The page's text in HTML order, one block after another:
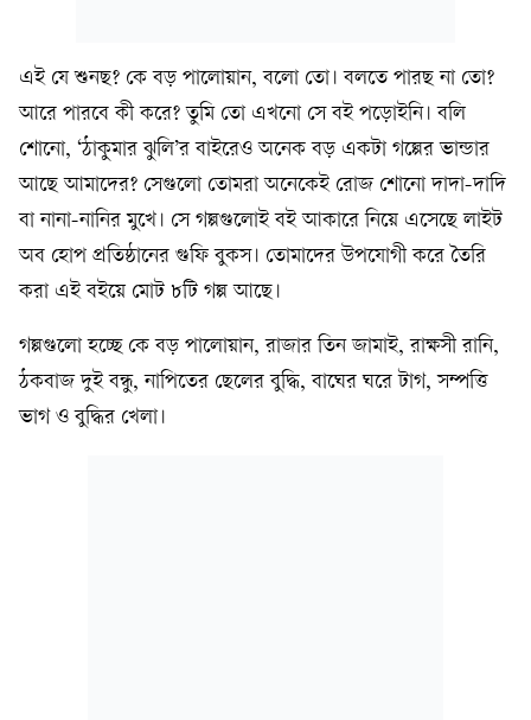
এই যে শুনছ? কে বড় পালোয়ান, বলো তো। বলতে পারছ না তো?
আরে পারবে কী করে? তুমি তো এখনো সে বই পড়োইনি। বলি
শোনো, ‘ঠাকুমার ঝুলি’র বাইরেও অনেক বড় একটা গল্পের ভান্ডার
আছে আমাদের? সেগুলো তোমরা অনেকেই রোজ শোনো দাদা-দাদি
বা নানা-নানির মুখে। সে গল্পগুলোই বই আকারে নিয়ে এসেছে লাইট
অব হোপ প্রতিষ্ঠানের গুফি বুকস। তোমাদের উপযোগী করে তৈরি
করা এই বইয়ে মোট ৮টি গল্প আছে।
গল্পগুলো হচ্ছে কে বড় পালোয়ান, রাজার তিন জামাই, রাক্ষসী রানি,
ঠকবাজ দুই বন্ধু, নাপিতের ছেলের বুদ্ধি, বাঘের ঘরে টাগ, সম্পত্তি
ভাগ ও বুদ্ধির খেলা।